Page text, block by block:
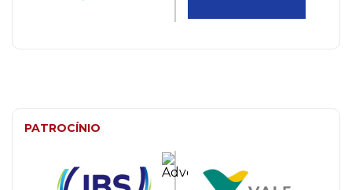
PATROCÍNIO